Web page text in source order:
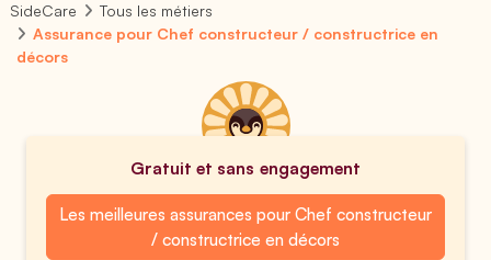
SideCare
Tous les métiers
Assurance pour Chef constructeur / constructrice en
décors
Gratuit et sans engagement
Les meilleures assurances pour Chef constructeur
/ constructrice en décors